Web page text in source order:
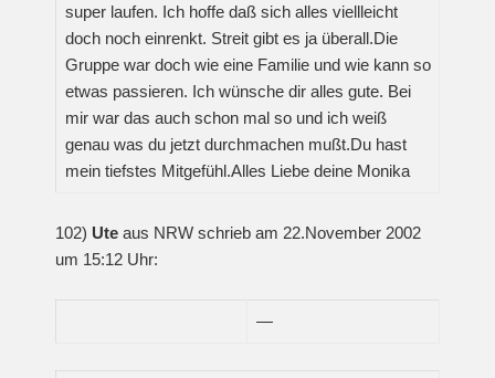
super laufen. Ich hoffe daß sich alles viellleicht
doch noch einrenkt. Streit gibt es ja überall.Die
Gruppe war doch wie eine Familie und wie kann so
etwas passieren. Ich wünsche dir alles gute. Bei
mir war das auch schon mal so und ich weiß
genau was du jetzt durchmachen mußt.Du hast
mein tiefstes Mitgefühl.Alles Liebe deine Monika
102) Ute aus NRW schrieb am 22.November 2002
um 15:12 Uhr:
—